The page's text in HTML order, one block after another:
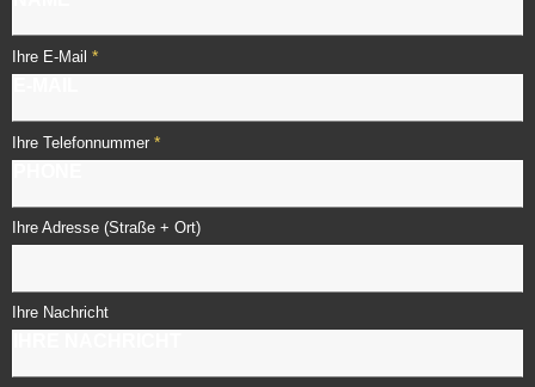
Ihre E-Mail *
Ihre Telefonnummer *
Ihre Adresse (Straße + Ort)
Ihre Nachricht